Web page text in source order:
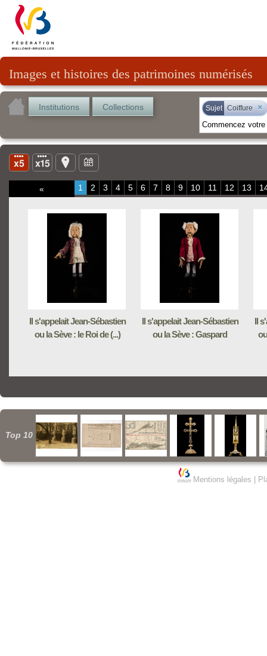
Images et histoires des patrimoines numérisés
Institutions Collections Sujet Coiffure ×
« 1 2 3 4 5 6 7 8 9 10 11 12 13
Il s'appelait Jean-Sébastien
ou la Sève : le Roi de (...)
Il s'appelait Jean-Sébastien
ou la Sève : Gaspard
Il
Top 10
Mentions légales